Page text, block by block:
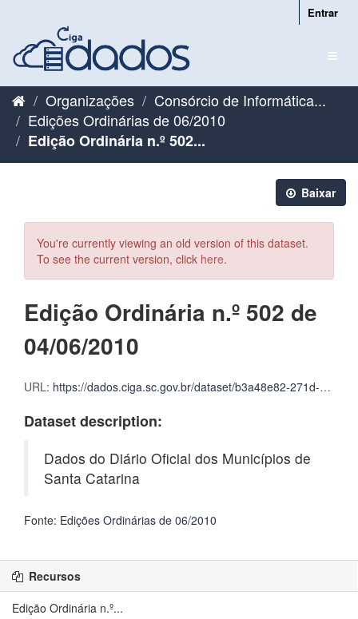
conteúdo
Entrar
Organizações
Consórcio de Informática...
Edições Ordinárias de 06/2010
Edição Ordinária n.º 502...
Baixar
You're currently viewing an old version of this dataset.
To see the current version, click here.
Edição Ordinária n.º 502 de
04/06/2010
URL: https://dados.ciga.sc.gov.br/dataset/b3a48e82-271d-4467-84c5-0940dc453f09/resource/7f0637e4-d5f4-4d46-a618-4d1c99ab9b88/download/502.zip
Dataset description:
Dados do Diário Oficial dos Municípios de
Santa Catarina
Fonte: Edições Ordinárias de 06/2010
Recursos
Edição Ordinária n.º...